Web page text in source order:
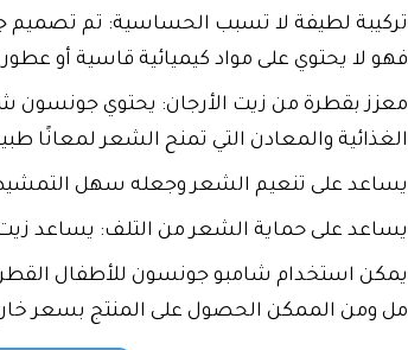
تركيبة لطيفة لا تسبب الحساسية: تم تصميم
فهو لا يحتوي على مواد كيميائية قاسية أو
معزز بقطرة من زيت الأرجان: يحتوي جونسون
الغذائية والمعادن التي تمنح الشعر لمعانًا
يساعد على تنعيم الشعر وجعله سهل
يساعد على حماية الشعر من التلف: يساعد زيت
مل ومن الممكن الحصول على المنتج بسعر